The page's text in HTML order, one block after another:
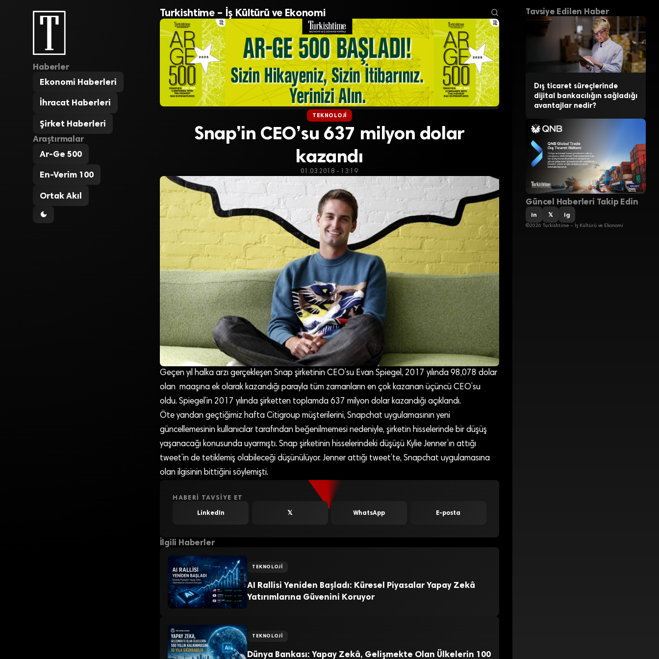
Haberler
Ekonomi Haberleri
İhracat Haberleri
Şirket Haberleri
Araştırmalar
Ar-Ge 500
En-Verim 100
Ortak Akıl
Turkishtime – İş Kültürü ve Ekonomi
TEKNOLOJI
Snap’in CEO’su 637 milyon dolar
kazandı
01.03.2018 - 13:19
Geçen yıl halka arzı gerçekleşen Snap şirketinin CEO’su Evan Spiegel, 2017 yılında 98,078 dolar
olan maaşına ek olarak kazandığı parayla tüm zamanların en çok kazanan üçüncü CEO’su
oldu. Spiegel’in 2017 yılında şirketten toplamda 637 milyon dolar kazandığı açıklandı.
Öte yandan geçtiğimiz hafta Citigroup müşterilerini, Snapchat uygulamasının yeni
güncellemesinin kullanıcılar tarafından beğenilmemesi nedeniyle, şirketin hisselerinde bir düşüş
yaşanacağı konusunda uyarmıştı. Snap şirketinin hisselerindeki düşüşü Kylie Jenner’ın attığı
tweet’in de tetiklemiş olabileceği düşünülüyor. Jenner attığı tweet’te, Snapchat uygulamasına
olan ilgisinin bittiğini söylemişti.
HABERI TAVSIYE ET
LinkedIn 𝕏 WhatsApp E-posta
İlgili Haberler
TEKNOLOJI
AI Rallisi Yeniden Başladı: Küresel Piyasalar Yapay Zekâ
Yatırımlarına Güvenini Koruyor
TEKNOLOJI
Dünya Bankası: Yapay Zekâ, Gelişmekte Olan Ülkelerin 100
Tavsiye Edilen Haber
Dış ticaret süreçlerinde
dijital bankacılığın sağladığı
avantajlar nedir?
Güncel Haberleri Takip Edin
in 𝕏 ig
©2026 Turkishtime – İş Kültürü ve Ekonomi